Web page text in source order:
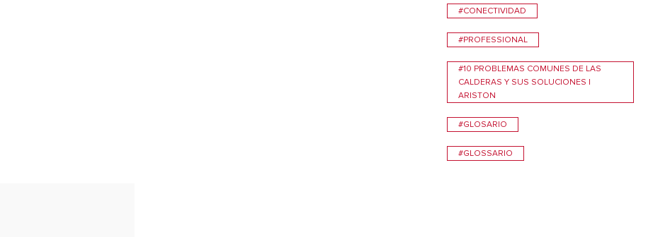
#CONECTIVIDAD
#PROFESSIONAL
#10 PROBLEMAS COMUNES DE LAS
CALDERAS Y SUS SOLUCIONES |
ARISTON
#GLOSARIO
#GLOSSARIO